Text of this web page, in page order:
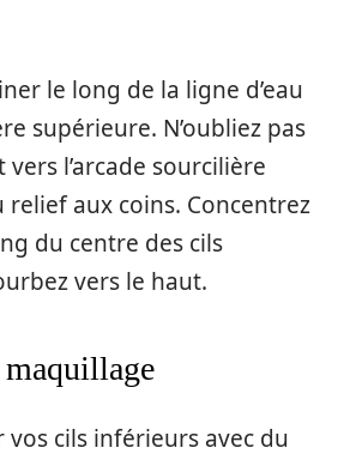
le long de la ligne d’eau
supérieure. N’oubliez pas
l’arcade sourcilière
aux coins. Concentrez
du centre des cils
vers le haut.
vos cils inférieurs avec du